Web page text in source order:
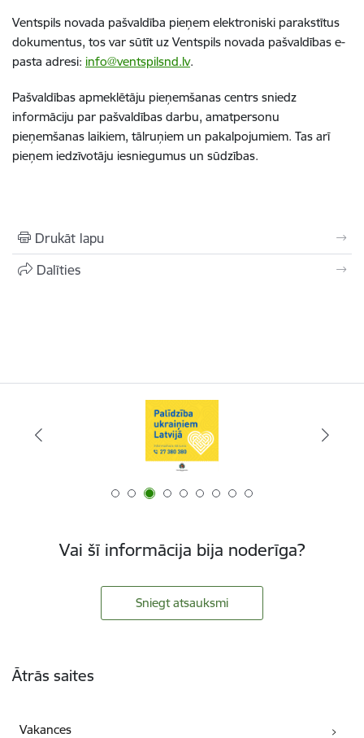
Ventspils novada pašvaldība pieņem elektroniski parakstītus
dokumentus, tos var sūtīt uz Ventspils novada pašvaldības e-
pasta adresi: info@ventspilsnd.lv.
Pašvaldības apmeklētāju pieņemšanas centrs sniedz
informāciju par pašvaldības darbu, amatpersonu
pieņemšanas laikiem, tālruņiem un pakalpojumiem. Tas arī
pieņem iedzīvotāju iesniegumus un sūdzības.
Drukāt lapu
Dalīties
Vai šī informācija bija noderīga?
Sniegt atsauksmi
Ātrās saites
Vakances